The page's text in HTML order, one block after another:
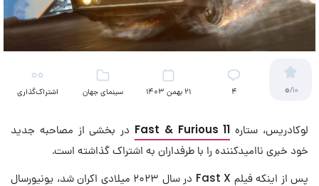
0/10
4 21 بهمن 1403 سینمای جهان اشتراک‌گذاری
لوکادریس، ستاره Fast & Furious 11 در بخشی از مصاحبه جدید
خود خبری ناامیدکننده را با طرفداران به اشتراک گذاشته است.
پس از اینکه فیلم Fast X
در سال ۲۰۲۳ میلادی اکران شد، یونیورسال